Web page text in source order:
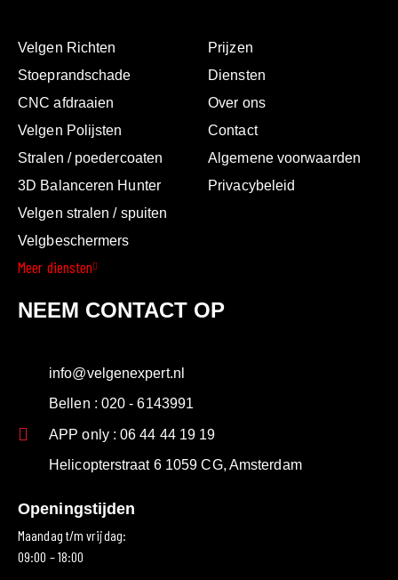
Velgen Richten
Stoeprandschade
CNC afdraaien
Velgen Polijsten
Stralen / poedercoaten
3D Balanceren Hunter
Velgen stralen / spuiten
Velgbeschermers
Meer diensten
Prijzen
Diensten
Over ons
Contact
Algemene voorwaarden
Privacybeleid
NEEM CONTACT OP
info@velgenexpert.nl
Bellen : 020 - 6143991
APP only : 06 44 44 19 19
Helicopterstraat 6 1059 CG, Amsterdam
Openingstijden
Maandag t/m vrijdag:
09:00 – 18:00